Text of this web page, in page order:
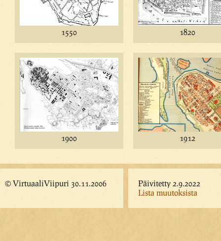
1550 1820
1900 1912
© VirtuaaliViipuri 30.11.2006
Päivitetty 2.9.2022
Lista muutoksista